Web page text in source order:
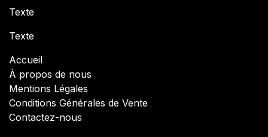
Texte
Texte
Accueil
À propos de nous
Mentions Légales
Conditions Générales de Vente
Contactez-nous